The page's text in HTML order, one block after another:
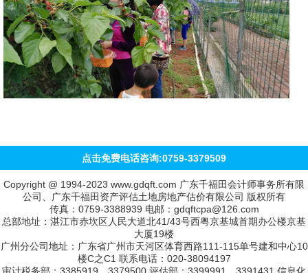
点击免费电话咨询:0759-3379509
Copyright @ 1994-2023 www.gdqft.com 广东千福田会计师事务所有限
公司、广东千福田资产评估土地房地产估价有限公司 版权所有
传真：0759-3388939 电邮：gdqftcpa@126.com
总部地址：湛江市赤坎区人民大道北41/43号西粤京基城首期办公楼京基
大厦19楼
广州分公司地址：广东省广州市天河区体育西路111-115单号建和中心10
楼C之C1 联系电话：020-38094197
审计税务部：3385919、3379500 评估部：3399991、3391431 信息化